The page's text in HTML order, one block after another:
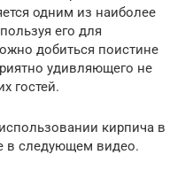
одним из наиболее
его для
добиться поистине
удивляющего не
гостей.
кирпича в
в следующем видео.